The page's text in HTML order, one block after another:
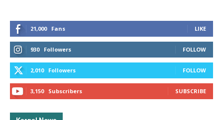
21,000 Fans LIKE
930 Followers FOLLOW
2,010 Followers FOLLOW
3,150 Subscribers SUBSCRIBE